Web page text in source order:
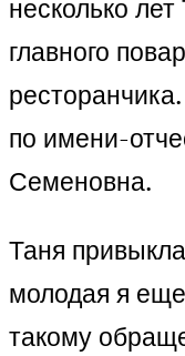
несколько
главного
по имени-
Семеновна.
Таня
молодая я
такому